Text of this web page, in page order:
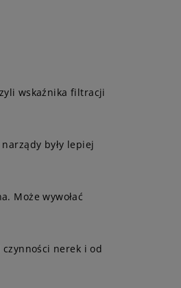
wskaźnika filtracji
były lepiej
Może wywołać
nerek i od